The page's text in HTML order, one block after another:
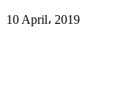
10 April، 2019